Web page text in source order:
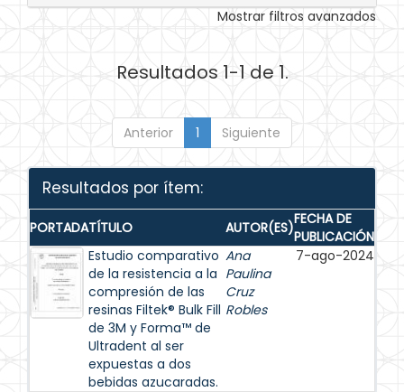
Mostrar filtros avanzados
Resultados 1-1 de 1.
Anterior 1 Siguiente
Resultados por ítem:
PORTADATÍTULO AUTOR(ES)FECHA DE
PUBLICACIÓN
Estudio comparativo
de la resistencia a la
compresión de las
resinas Filtek® Bulk Fill
de 3M y Forma™ de
Ultradent al ser
expuestas a dos
bebidas azucaradas.
Ana
Paulina
Cruz
Robles
7-ago-2024